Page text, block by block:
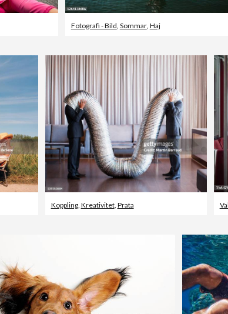
Fotografi - Bild Sommar, Haj
Koppling, Kreativitet, Prata